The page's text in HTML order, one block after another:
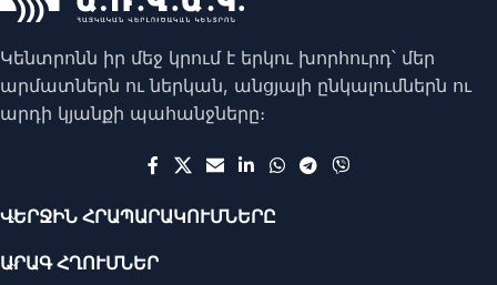
Կենտրոնն իր մեջ կրում է երկու խորհուրդ՝ մեր
արմատներն ու ներկան, անցյալի ընկալումներն ու
արդի կյանքի պահանջները։
ՎԵՐՋԻՆ ՀՐԱՊԱՐԱԿՈՒՄՆԵՐԸ
ԱՐԱԳ ՀՂՈՒՄՆԵՐ